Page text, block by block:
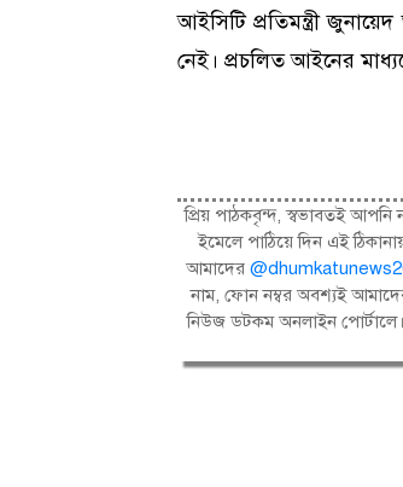
আইসিটি প্রতিমন্ত্রী
নেই। প্রচলিত আইনের
প্রিয় পাঠকবৃন্দ, স্বভাবতই
ইমেলে পাঠিয়ে দিন এই
আমাদের
নাম, ফোন নম্বর অবশ্যই
নিউজ ডটকম অনলাইন